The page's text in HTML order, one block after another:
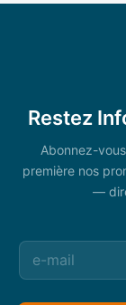
Restez
Abonnez-
première nos
—